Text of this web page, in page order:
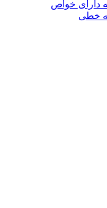
دارای خواص
خطی